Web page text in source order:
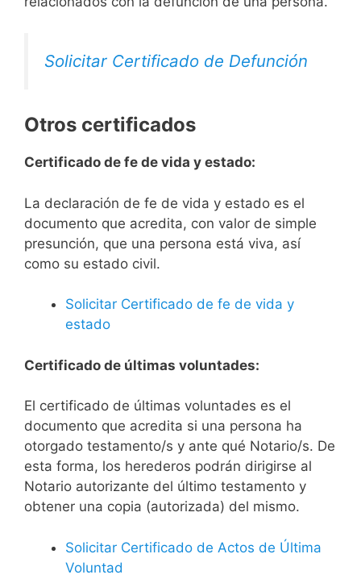
Solicitar Certificado de Defunción
Otros certificados
Certificado de fe de vida y estado:
La declaración de fe de vida y estado es el
documento que acredita, con valor de simple
presunción, que una persona está viva, así
como su estado civil.
Solicitar Certificado de fe de vida y
estado
Certificado de últimas voluntades:
El certificado de últimas voluntades es el
documento que acredita si una persona ha
otorgado testamento/s y ante qué Notario/s. De
esta forma, los herederos podrán dirigirse al
Notario autorizante del último testamento y
obtener una copia (autorizada) del mismo.
Solicitar Certificado de Actos de Última
Voluntad